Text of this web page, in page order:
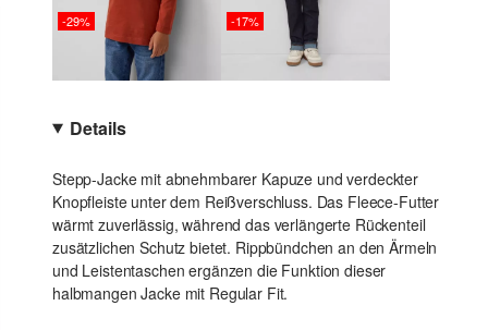
-29% -17%
Details
Stepp-Jacke mit abnehmbarer Kapuze und verdeckter
Knopfleiste unter dem Reißverschluss. Das Fleece-Futter
wärmt zuverlässig, während das verlängerte Rückenteil
zusätzlichen Schutz bietet. Rippbündchen an den Ärmeln
und Leistentaschen ergänzen die Funktion dieser
halbmangen Jacke mit Regular Fit.